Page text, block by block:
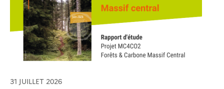
31 JUILLET 2026